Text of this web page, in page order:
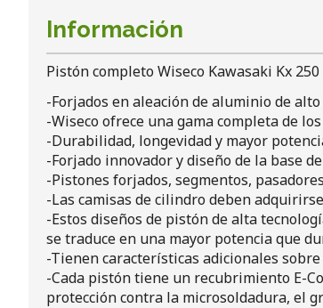
Información
Pistón completo Wiseco Kawasaki Kx
-Forjados en aleación de aluminio de
-Wiseco ofrece una gama completa de
-Durabilidad, longevidad y mayor
-Forjado innovador y diseño de la base
-Pistones forjados, segmentos,
-Las camisas de cilindro deben
-Estos diseños de pistón de alta
se traduce en una mayor potencia que
-Tienen características adicionales
-Cada pistón tiene un recubrimiento E-
protección contra la microsoldadura, el